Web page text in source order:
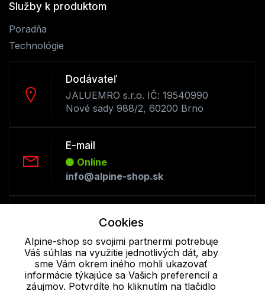
Služby k produktom
Poradňa
Technológie
Dodávateľ
JALUEMRO s.r.o. IČ: 19540990
Nové sady 988/2, 60200 Brno
E-mail
Online
info@alpine-shop.sk
Offline
+421 277 270 053
Cookie - podrobné nastavenie| Ďalšie informácie|Spracovanie
Cookies
Alpine-shop so svojimi partnermi potrebuje
Váš súhlas na využitie jednotlivých dát, aby
sme Vám okrem iného mohli ukazovať
informácie týkajúce sa Vašich preferencií a
záujmov. Potvrdíte ho kliknutím na tlačidlo